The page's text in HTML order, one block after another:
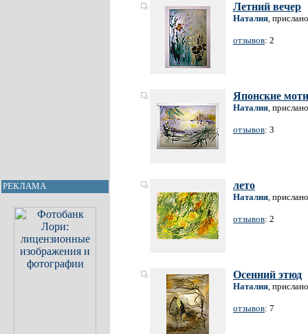
РЕКЛАМА
Летний вечер
Наталия,
отзывов: 2
Японские
Наталия,
отзывов: 3
лето
Наталия,
отзывов: 2
Осенний этюд
Наталия,
отзывов: 7